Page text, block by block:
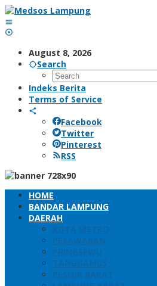
Skip
to
content
August 8, 2026
Search
Indeks Berita
Terms of Service
Facebook
Twitter
Pinterest
RSS
HOME
BANDAR LAMPUNG
DAERAH
KOTA METRO
PESAWARAN
PRINGSEWU
TANGGAMUS
PESISIR BARAT